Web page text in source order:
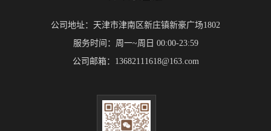
公司地址：天津市津南区新庄镇新豪广场1802
服务时间：周一~周日 00:00-23:59
公司邮箱：13682111618@163.com